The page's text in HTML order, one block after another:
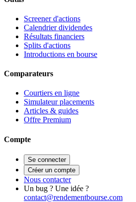
Screener d'actions
Calendrier dividendes
Résultats financiers
Splits d'actions
Introductions en bourse
Comparateurs
Courtiers en ligne
Simulateur placements
Articles & guides
Offre Premium
Compte
Se connecter
Créer un compte
Nous contacter
Un bug ? Une idée ?
contact@rendementbourse.com